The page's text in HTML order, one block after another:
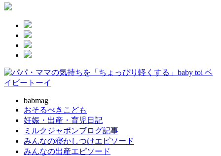
babmag
おそるべきこども
妊娠・出産・育児日記
ミルクジャポンブログ記事
みんなの寝かしつけエピソード
みんなの出産エピソード